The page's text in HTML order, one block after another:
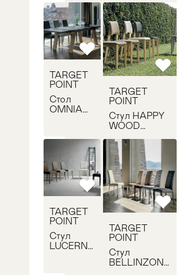
TP126
POINT TA504
TARGET
POINT
Стол
OMNIA
TA508
TARGET
POINT
Стул HAPPY
WOOD
POINT SE173
TARGET
POINT
Стул
LUCERNA
TARGET
POINT
Стул
BELLINZONA